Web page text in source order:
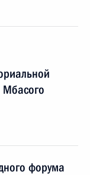
Мбасого
форума